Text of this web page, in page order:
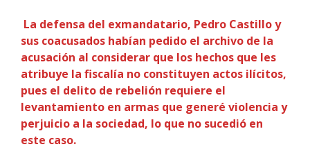
La defensa del exmandatario, Pedro Castillo y
sus coacusados habían pedido el archivo de la
acusación al considerar que los hechos que les
atribuye la fiscalía no constituyen actos ilícitos,
pues el delito de rebelión requiere el
levantamiento en armas que generé violencia y
perjuicio a la sociedad, lo que no sucedió en
este caso.